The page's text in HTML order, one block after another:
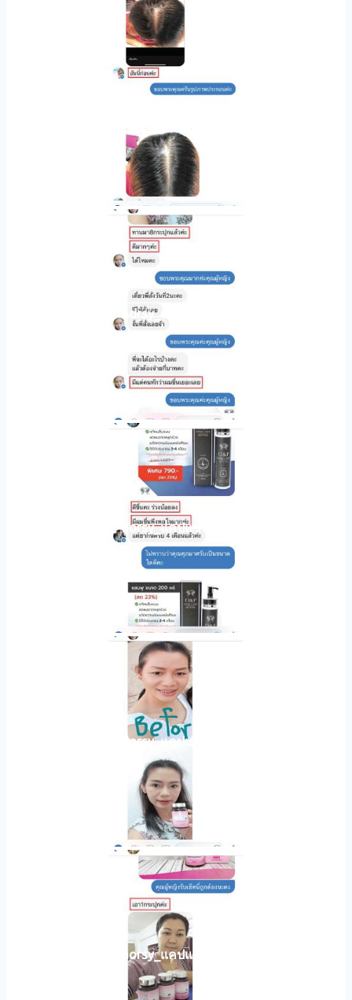
horsy_แคปแชท006
horsy_แคปแชท004
horsy_แคปแชท005
horsy_แคปแชท003